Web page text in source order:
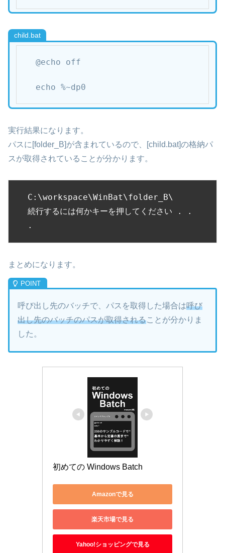
child.bat
@echo off
echo %~dp0
実行結果になります。
パスに[folder_B]が含まれているので、[child.bat]の格納パ
スが取得されていることが分かります。
C:\workspace\WinBat\folder_B\
続行するには何かキーを押してください . .
.
まとめになります。
呼び出し先のバッチで、パスを取得した場合は呼び
出し先のバッチのパスが取得されることが分かりま
した。
初めての Windows Batch
Amazonで見る
楽天市場で見る
Yahoo!ショッピングで見る